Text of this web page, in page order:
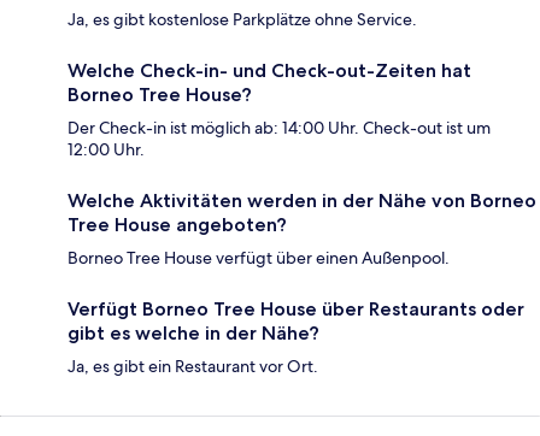
Ja, es gibt kostenlose Parkplätze ohne Service.
Welche Check-in- und Check-out-Zeiten hat
Borneo Tree House?
Der Check-in ist möglich ab: 14:00 Uhr. Check-out ist um
12:00 Uhr.
Welche Aktivitäten werden in der Nähe von Borneo
Tree House angeboten?
Borneo Tree House verfügt über einen Außenpool.
Verfügt Borneo Tree House über Restaurants oder
gibt es welche in der Nähe?
Ja, es gibt ein Restaurant vor Ort.